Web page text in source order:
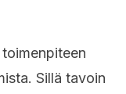
Sillä tavoin